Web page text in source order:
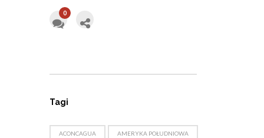
0
Tagi
ACONCAGUA AMERYKA POŁUDNIOWA